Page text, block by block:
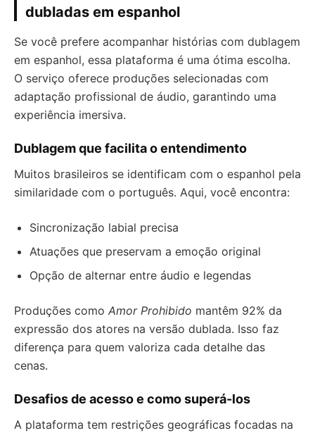
dubladas em espanhol
Se você prefere acompanhar histórias com dublagem
em espanhol, essa plataforma é uma ótima escolha.
O serviço oferece produções selecionadas com
adaptação profissional de áudio, garantindo uma
experiência imersiva.
Dublagem que facilita o entendimento
Muitos brasileiros se identificam com o espanhol pela
similaridade com o português. Aqui, você encontra:
Sincronização labial precisa
Atuações que preservam a emoção original
Opção de alternar entre áudio e legendas
Produções como Amor Prohibido mantêm 92% da
expressão dos atores na versão dublada. Isso faz
diferença para quem valoriza cada detalhe das
cenas.
Desafios de acesso e como superá-los
A plataforma tem restrições geográficas focadas na